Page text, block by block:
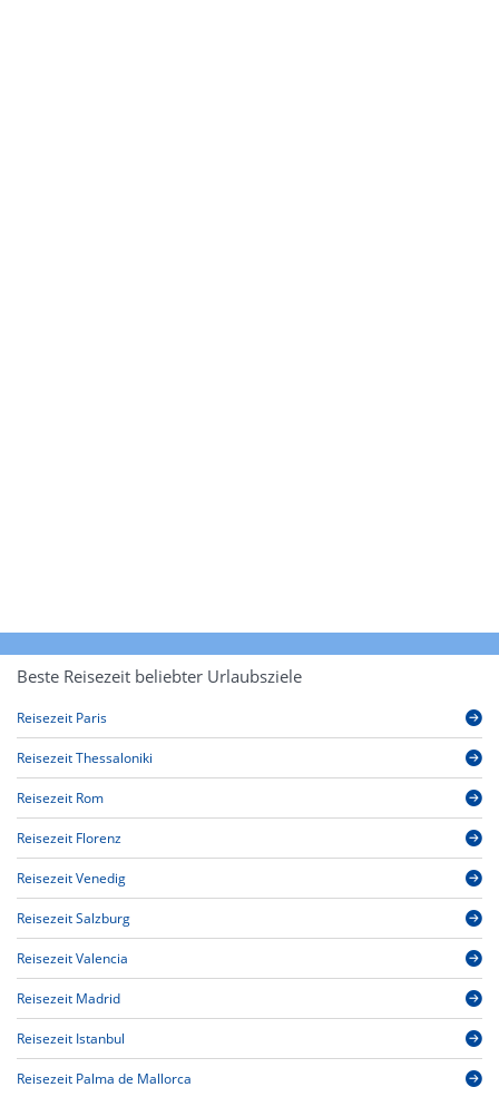
Beste Reisezeit beliebter Urlaubsziele
Reisezeit Paris
Reisezeit Thessaloniki
Reisezeit Rom
Reisezeit Florenz
Reisezeit Venedig
Reisezeit Salzburg
Reisezeit Valencia
Reisezeit Madrid
Reisezeit Istanbul
Reisezeit Palma de Mallorca